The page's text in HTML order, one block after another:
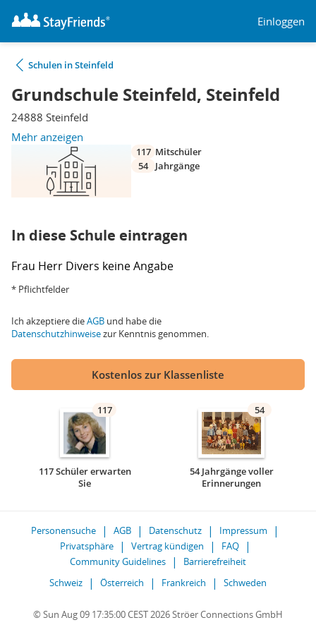
Einloggen
Schulen in Steinfeld
Grundschule Steinfeld, Steinfeld
24888 Steinfeld
Mehr anzeigen
117 Mitschüler
54
Jahrgänge
In diese Schule eintragen
Frau Herr Divers keine Angabe
* Pflichtfelder
Ich akzeptiere dieAGB und habe die
Datenschutzhinweisezur Kenntnis genommen.
Kostenlos zur Klassenliste
117
117 Schüler erwarten
Sie
54
54 Jahrgänge voller
Erinnerungen
Personensuche AGB Datenschutz
Impressum
Privatsphäre
Vertrag kündigen
FAQ
Community Guidelines
Barrierefreiheit
Schweiz
Österreich Frankreich Schweden
© Sun Aug 09 17:35:00 CEST 2026 Ströer Connections GmbH